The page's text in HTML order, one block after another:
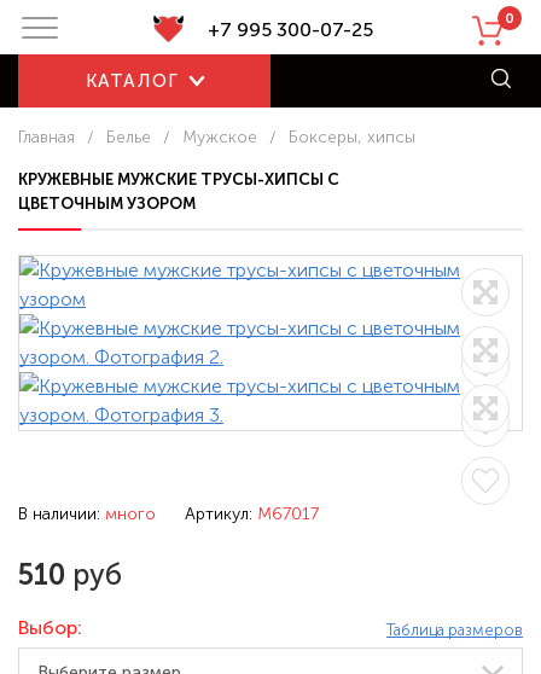
+7 995 300-07-25 0
КАТАЛОГ
Главная / Белье / Мужское / Боксеры, хипсы
КРУЖЕВНЫЕ МУЖСКИЕ ТРУСЫ-ХИПСЫ С
ЦВЕТОЧНЫМ УЗОРОМ
В наличии: много Артикул: M67017
510 руб
Выбор: Таблица размеров